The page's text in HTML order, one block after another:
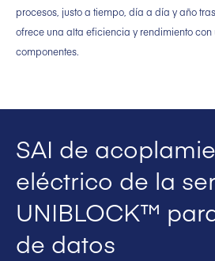
procesos, justo a tiempo, día a día y año
ofrece una alta eficiencia y rendimiento con
componentes.
SAI de
eléctrico de la
UNIBLOCK™
de datos